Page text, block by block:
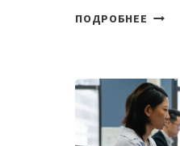
ПОДРОБНЕЕ
ПО